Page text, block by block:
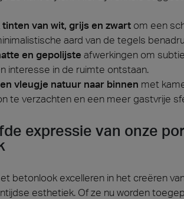
tinten van wit, grijs en zwart om een
aard van de tegels
en gepolijste afwerkingen om
interesse in de ruimte ontstaan.
vleugje natuur naar binnen met
te verzachten en een meer gastvrije
expressie van onze
betonlook excelleren in het creëren
esthetiek. Of ze nu worden